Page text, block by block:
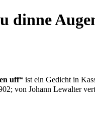
dinne
uff“ ist ein Gedicht in
von Johann Lewalter